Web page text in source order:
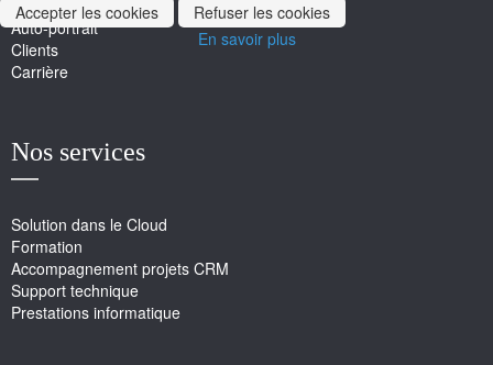
Auto-portrait
Clients
Carrière
Nos services
Solution dans le Cloud
Formation
Accompagnement projets CRM
Support technique
Prestations informatique
Accepter les cookies
Refuser les cookies
En savoir plus